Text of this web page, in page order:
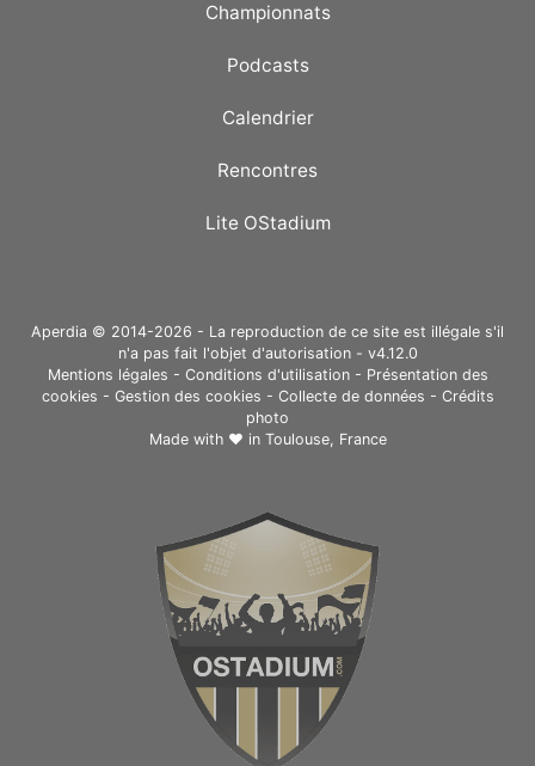
Championnats
Podcasts
Calendrier
Rencontres
Lite OStadium
Aperdia © 2014-2026 - La reproduction de ce site est illégale s'il
n'a pas fait l'objet d'autorisation - v4.12.0
Mentions légales - Conditions d'utilisation- Présentation des
cookies - Gestion des cookies - Collecte de données - Crédits
photo
Made with ❤ in Toulouse, France